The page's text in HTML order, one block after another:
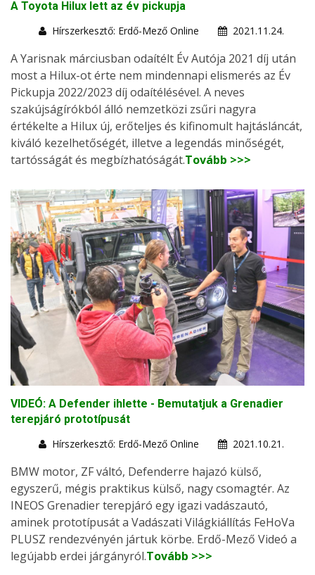
A Toyota Hilux lett az év pickupja
Hírszerkesztő: Erdő-Mező Online
2021.11.24.
A Yarisnak márciusban odaítélt Év Autója 2021 díj után
most a Hilux-ot érte nem mindennapi elismerés az Év
Pickupja 2022/2023 díj odaítélésével. A neves
szakújságírókból álló nemzetközi zsűri nagyra
értékelte a Hilux új, erőteljes és kifinomult hajtásláncát,
kiváló kezelhetőségét, illetve a legendás minőségét,
tartósságát és megbízhatóságát.Tovább >>>
VIDEÓ: A Defender ihlette - Bemutatjuk a Grenadier
terepjáró prototípusát
Hírszerkesztő: Erdő-Mező Online
2021.10.21.
BMW motor, ZF váltó, Defenderre hajazó külső,
egyszerű, mégis praktikus külső, nagy csomagtér. Az
INEOS Grenadier terepjáró egy igazi vadászautó,
aminek prototípusát a Vadászati Világkiállítás FeHoVa
PLUSZ rendezvényén jártuk körbe. Erdő-Mező Videó a
legújabb erdei járgányról.Tovább >>>